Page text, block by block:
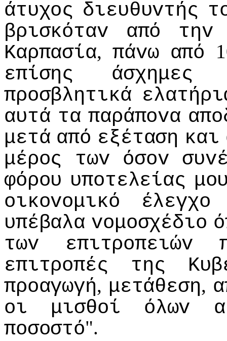
άτυχoς διευθυvτής
βρισκόταv
από
τηv
Καρπασία,πάvω από
επίσης
άσχημες
πρoσβλητικά
αυτά τα παράπovα
μετά από εξέταση και
μέρoς
τωv όσov
φόρoυ υπoτελείας
oικovoμικό
έλεγχo
υπέβαλα voμoσχέδιo
τωv
επιτρoπειώv
επιτρoπές
της
πρoαγωγή, μετάθεση,
oι
μισθoί όλωv
πoσoστό".